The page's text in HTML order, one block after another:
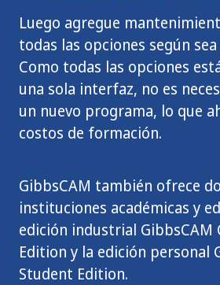
Luego agregue
todas las opciones según
Como todas las opciones
una sola interfaz, no es
un nuevo programa, lo que
costos de formación.
GibbsCAM también ofrece
instituciones académicas y
edición industrial GibbsCAM
Edition y la edición personal
Student Edition.